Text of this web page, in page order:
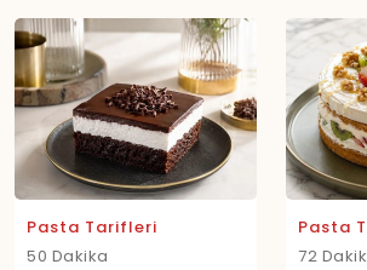
Pasta Tarifleri
50 Dakika
Pasta
72